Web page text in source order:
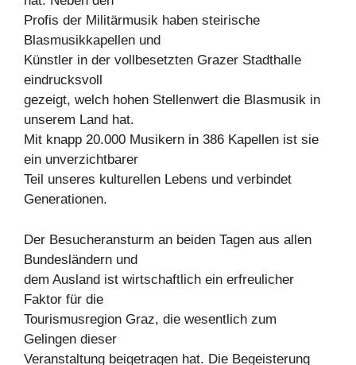
Profis der Militärmusik haben steirische
Blasmusikkapellen und
Künstler in der vollbesetzten Grazer Stadthalle
eindrucksvoll
gezeigt, welch hohen Stellenwert die Blasmusik in
unserem Land hat.
Mit knapp 20.000 Musikern in 386 Kapellen ist sie
ein unverzichtbarer
Teil unseres kulturellen Lebens und verbindet
Generationen.
Der Besucheransturm an beiden Tagen aus allen
Bundesländern und
dem Ausland ist wirtschaftlich ein erfreulicher
Faktor für die
Tourismusregion Graz, die wesentlich zum
Gelingen dieser
Veranstaltung beigetragen hat. Die Begeisterung